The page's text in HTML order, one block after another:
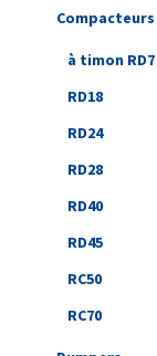
Compacteurs
à timon RD7
RD18
RD24
RD28
RD40
RD45
RC50
RC70